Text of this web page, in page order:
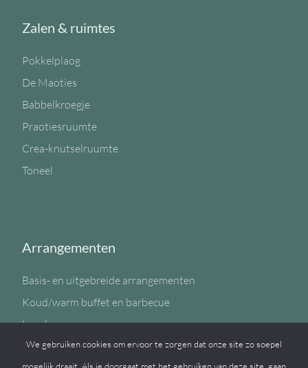
Zalen & ruimtes
Pokkelplaog
De Maoties
Babbelkroegje
Praotiesruumte
Crea-knutselruumte
Toneel
Arrangementen
Basis- en uitgebreide arrangementen
Koud/warm buffet en barbecue
Lunch
Sportzaal
We gebruiken cookies om ervoor te zorgen dat onze site zo soepel